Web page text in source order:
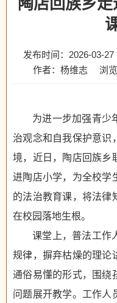
陶店回族乡
发布时间：2026-03-27
作者：杨维志
浏
为进一步加强青少
治观念和自我保护意识
境，近日，陶店回族乡
进陶店小学，为全校学
的法治教育课，将法律
在校园落地生根。
课堂上，普法工作
规律，摒弃枯燥的理论
通俗易懂的形式，围绕
问题展开教学。工作人